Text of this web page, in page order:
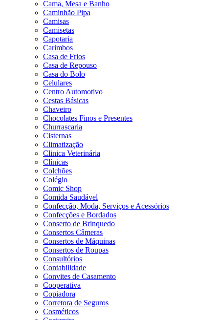
Cama, Mesa e Banho
Caminhão Pipa
Camisas
Camisetas
Capotaria
Carimbos
Casa de Frios
Casa de Repouso
Casa do Bolo
Celulares
Centro Automotivo
Cestas Básicas
Chaveiro
Chocolates Finos e Presentes
Churrascaria
Cisternas
Climatização
Clinica Veterinária
Clínicas
Colchões
Colégio
Comic Shop
Comida Saudável
Confecção, Moda, Serviços e Acessórios
Confecções e Bordados
Conserto de Brinquedo
Consertos Câmeras
Consertos de Máquinas
Consertos de Roupas
Consultórios
Contabilidade
Convites de Casamento
Cooperativa
Copiadora
Corretora de Seguros
Cosméticos